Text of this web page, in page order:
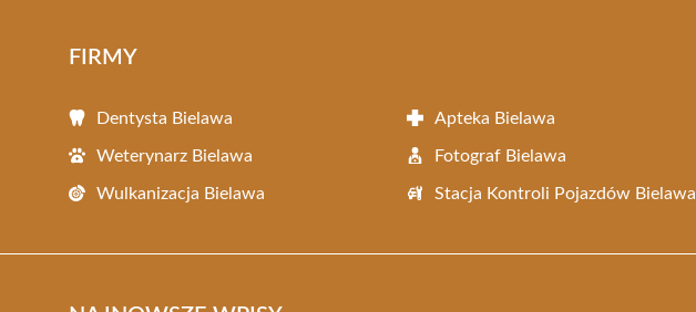
FIRMY
Dentysta Bielawa Apteka Bielawa
Weterynarz Bielawa Fotograf Bielawa
Wulkanizacja Bielawa Stacja Kontroli Pojazdów Bielawa